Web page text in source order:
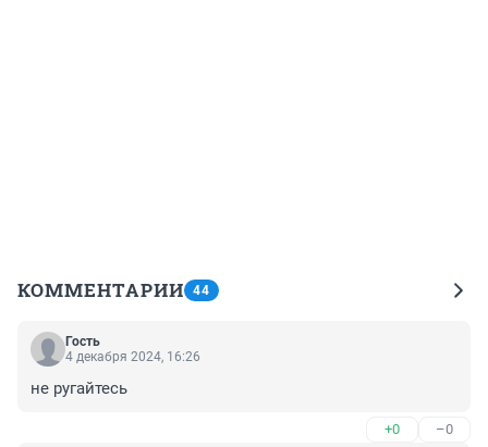
КОММЕНТАРИИ 44
Гость
4 декабря 2024, 16:26
не ругайтесь
+0 –0